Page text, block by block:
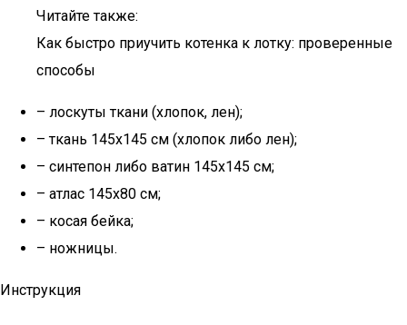
Читайте также:
Как быстро приучить котенка к лотку: проверенные
способы
– лоскуты ткани (хлопок, лен);
– ткань 145х145 см (хлопок либо лен);
– синтепон либо ватин 145х145 см;
– атлас 145х80 см;
– косая бейка;
– ножницы.
Инструкция